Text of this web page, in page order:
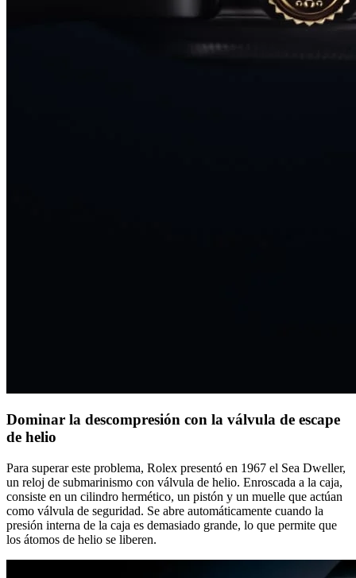
Dominar la descompresión con la válvula de escape
de helio
Para superar este problema, Rolex presentó en 1967 el Sea Dweller,
un reloj de submarinismo con válvula de helio. Enroscada a la caja,
consiste en un cilindro hermético, un pistón y un muelle que actúan
como válvula de seguridad. Se abre automáticamente cuando la
presión interna de la caja es demasiado grande, lo que permite que
los átomos de helio se liberen.